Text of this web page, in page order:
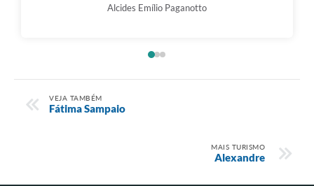
Alcides Emílio Paganotto
VEJA TAMBÉM
Fátima Sampaio
MAIS TURISMO
Alexandre